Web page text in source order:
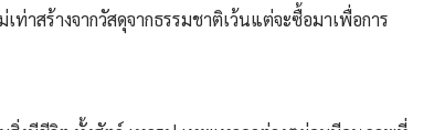
ท่าสร้างจากวัสดุจากธรรมชาติเว้นแต่จะซื้อมาเพื่อการ